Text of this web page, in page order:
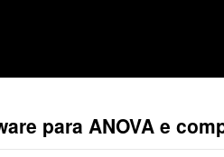
para ANOVA e